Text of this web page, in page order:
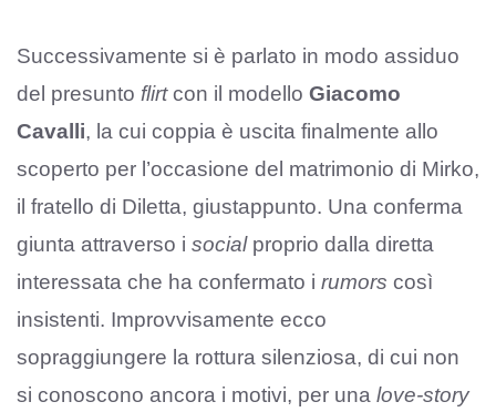
Successivamente si è parlato in modo assiduo
del presunto flirtcon il modello Giacomo
Cavalli, la cui coppia è uscita finalmente allo
scoperto per l’occasione del matrimonio di Mirko,
il fratello di Diletta, giustappunto. Una conferma
giunta attraverso i socialproprio dalla diretta
interessata che ha confermato i rumors così
insistenti. Improvvisamente ecco
sopraggiungere la rottura silenziosa, di cui non
si conoscono ancora i motivi, per una love-story